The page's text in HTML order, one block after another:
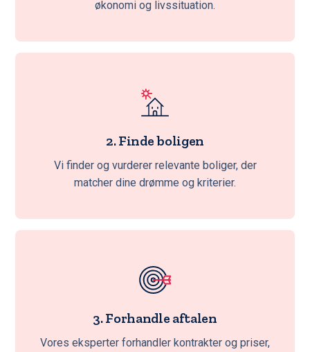
økonomi og livssituation.
2. Finde boligen
Vi finder og vurderer relevante boliger, der
matcher dine drømme og kriterier.
3. Forhandle aftalen
Vores eksperter forhandler kontrakter og priser,